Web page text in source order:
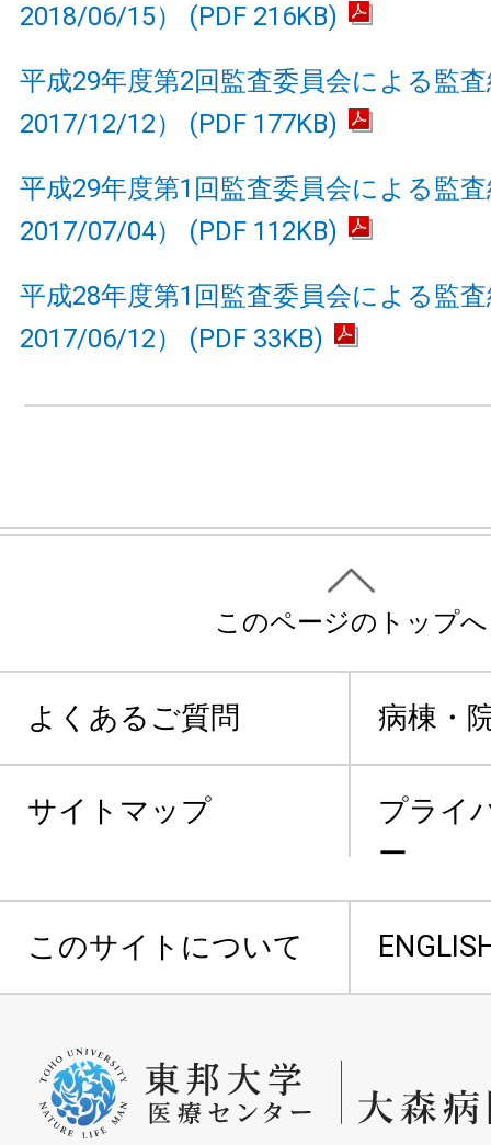
2018/06/15） (PDF 216KB)
平成29年度第2回監査委員会による監
2017/12/12） (PDF 177KB)
平成29年度第1回監査委員会による監
2017/07/04） (PDF 112KB)
平成28年度第1回監査委員会による監
2017/06/12） (PDF 33KB)
このページのトップへ
よくあるご質問 病棟・
サイトマップ
プライ
ー
このサイトについて